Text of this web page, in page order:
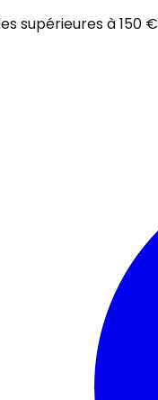
supérieures à 150 €